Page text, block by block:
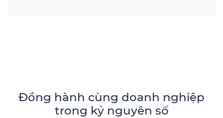
Đồng hành cùng doanh nghiệp
trong kỷ nguyên số